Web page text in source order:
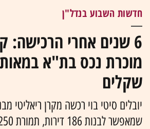
חדשות השבוע בנדל"ן
6 שנים אחרי הרכישה:
מוכרת נכס בת"א במאות
שקלים
יובלים סיטי בוי רכשה מקרן ריאליטי